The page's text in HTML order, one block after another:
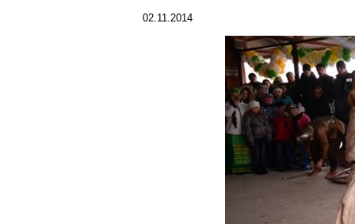
02.11.2014